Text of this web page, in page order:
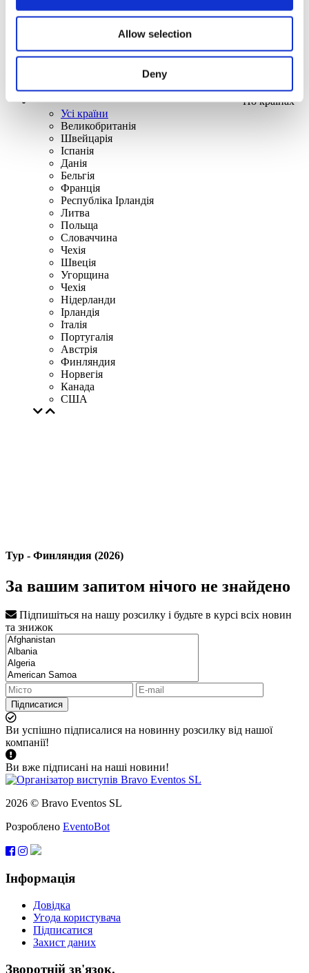
Allow selection
Deny
По країнах
Усі країни
Великобританія
Швейцарія
Іспанія
Данія
Бельгія
Франція
Республіка Ірландія
Литва
Польща
Словаччина
Чехія
Швецiя
Угорщина
Чехія
Нідерланди
Iрландія
Iталiя
Португалія
Австрія
Финляндия
Норвегія
Канада
США
Тур - Финляндия (2026)
За вашим запитом нічого не знайдено
Підпишіться на нашу розсилку і будьте в курсі всіх новин
та знижок
Підписатися
Ви успішно підписалися на новинну розсилку від нашої
компанії!
Ви вже підписані на наші новини!
2026 © Bravo Eventos SL
Розроблено EventoBot
Інформація
Довідка
Угода користувача
Підписатися
Захист даних
Зворотній зв'язок.